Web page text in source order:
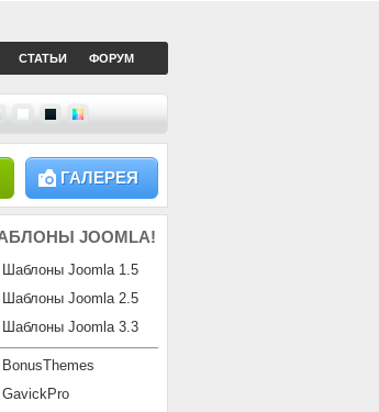
СТАТЬИ ФОРУМ
ГАЛЕРЕЯ
JOOMLA!
Шаблоны Joomla 1.5
Шаблоны Joomla 2.5
Шаблоны Joomla 3.3
BonusThemes
GavickPro